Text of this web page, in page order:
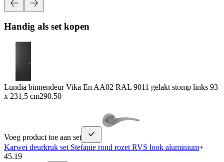
Handig als set kopen
Lundia binnendeur Vika En AA02 RAL 9011 gelakt stomp links 93
x 231,5 cm290.50
Voeg product toe aan set
Karwei deurkruk set Stefanie rond rozet RVS look aluminium+
45.19